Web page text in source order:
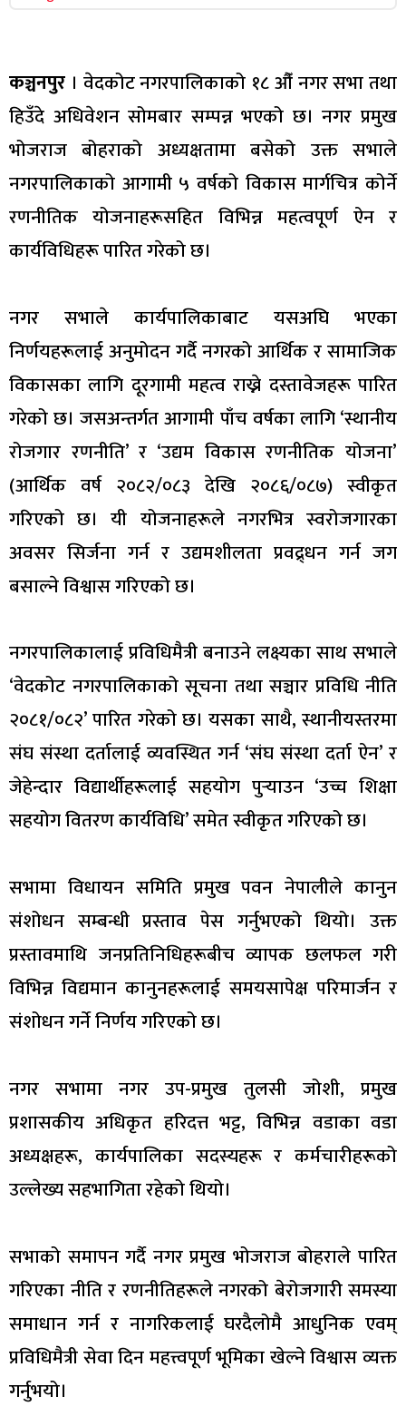
कञ्चनपुर । वेदकोट नगरपालिकाको १८ औँ नगर सभा तथा
हिउँदे अधिवेशन सोमबार सम्पन्न भएको छ। नगर प्रमुख
भोजराज बोहराको अध्यक्षतामा बसेको उक्त सभाले
नगरपालिकाको आगामी ५ वर्षको विकास मार्गचित्र कोर्ने
रणनीतिक योजनाहरूसहित विभिन्न महत्वपूर्ण ऐन र
कार्यविधिहरू पारित गरेको छ।
नगर सभाले कार्यपालिकाबाट यसअघि भएका
निर्णयहरूलाई अनुमोदन गर्दै नगरको आर्थिक र सामाजिक
विकासका लागि दूरगामी महत्व राख्ने दस्तावेजहरू पारित
गरेको छ। जसअन्तर्गत आगामी पाँच वर्षका लागि ‘स्थानीय
रोजगार रणनीति’ र ‘उद्यम विकास रणनीतिक योजना’
(आर्थिक वर्ष २०८२/०८३ देखि २०८६/०८७) स्वीकृत
गरिएको छ। यी योजनाहरूले नगरभित्र स्वरोजगारका
अवसर सिर्जना गर्न र उद्यमशीलता प्रवद्र्धन गर्न जग
बसाल्ने विश्वास गरिएको छ।
नगरपालिकालाई प्रविधिमैत्री बनाउने लक्ष्यका साथ सभाले
‘वेदकोट नगरपालिकाको सूचना तथा सञ्चार प्रविधि नीति
२०८१/०८२’ पारित गरेको छ। यसका साथै, स्थानीयस्तरमा
संघ संस्था दर्तालाई व्यवस्थित गर्न ‘संघ संस्था दर्ता ऐन’ र
जेहेन्दार विद्यार्थीहरूलाई सहयोग पुर्‍याउन ‘उच्च शिक्षा
सहयोग वितरण कार्यविधि’ समेत स्वीकृत गरिएको छ।
सभामा विधायन समिति प्रमुख पवन नेपालीले कानुन
संशोधन सम्बन्धी प्रस्ताव पेस गर्नुभएको थियो। उक्त
प्रस्तावमाथि जनप्रतिनिधिहरूबीच व्यापक छलफल गरी
विभिन्न विद्यमान कानुनहरूलाई समयसापेक्ष परिमार्जन र
संशोधन गर्ने निर्णय गरिएको छ।
नगर सभामा नगर उप-प्रमुख तुलसी जोशी, प्रमुख
प्रशासकीय अधिकृत हरिदत्त भट्ट, विभिन्न वडाका वडा
अध्यक्षहरू, कार्यपालिका सदस्यहरू र कर्मचारीहरूको
उल्लेख्य सहभागिता रहेको थियो।
सभाको समापन गर्दै नगर प्रमुख भोजराज बोहराले पारित
गरिएका नीति र रणनीतिहरूले नगरको बेरोजगारी समस्या
समाधान गर्न र नागरिकलाई घरदैलोमै आधुनिक एवम्
प्रविधिमैत्री सेवा दिन महत्त्वपूर्ण भूमिका खेल्ने विश्वास व्यक्त
गर्नुभयो।